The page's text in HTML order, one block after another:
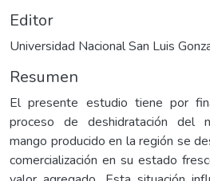
Editor
Universidad Nacional San Luis
Resumen
El presente estudio tiene por
proceso de deshidratación del
mango producido en la región se
comercialización en su estado